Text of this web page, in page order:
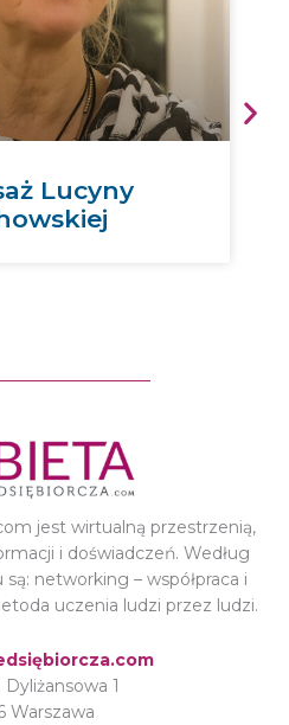
Lucyny
jest wirtualną przestrzenią,
i doświadczeń. Według
networking – współpraca i
uczenia ludzi przez ludzi.
Dyliżansowa 1
Warszawa